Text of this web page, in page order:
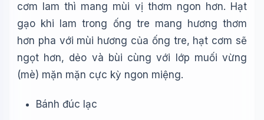
cơm lam thì mang mùi vị thơm ngon hơn. Hạt
gạo khi lam trong ống tre mang hương thơm
hơn pha với mùi hương của ống tre, hạt cơm sẽ
ngọt hơn, dẻo và bùi cùng với lớp muối vừng
(mè) mặn mặn cực kỳ ngon miệng.
Bánh đúc lạc